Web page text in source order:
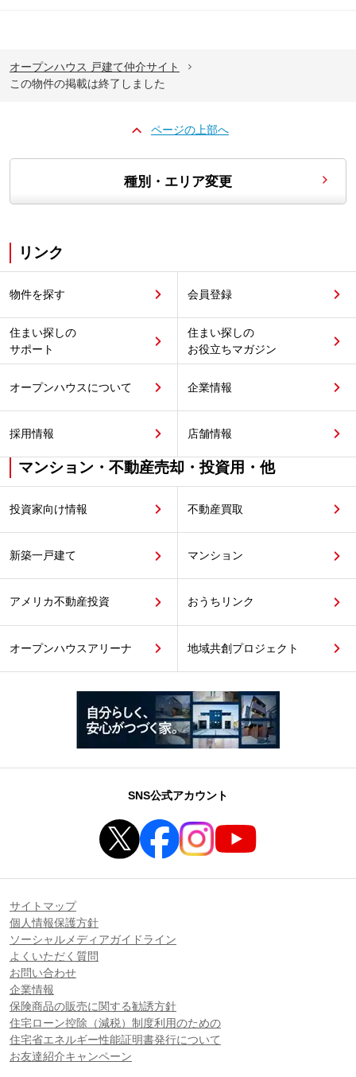
オープンハウス 戸建て仲介サイト
この物件の掲載は終了しました
ページの上部へ
種別・エリア変更
リンク
物件を探す 会員登録
住まい探しの
サポート
住まい探しの
お役立ちマガジン
オープンハウスについて 企業情報
採用情報 店舗情報
マンション・不動産売却・投資用・他
投資家向け情報 不動産買取
新築一戸建て マンション
アメリカ不動産投資 おうちリンク
オープンハウスアリーナ 地域共創プロジェクト
SNS公式アカウント
サイトマップ
個人情報保護方針
ソーシャルメディアガイドライン
よくいただく質問
お問い合わせ
企業情報
保険商品の販売に関する勧誘方針
住宅ローン控除（減税）制度利用のための
住宅省エネルギー性能証明書発行について
お友達紹介キャンペーン